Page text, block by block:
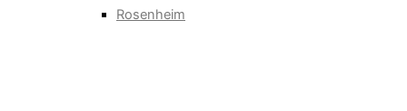
Rosenheim